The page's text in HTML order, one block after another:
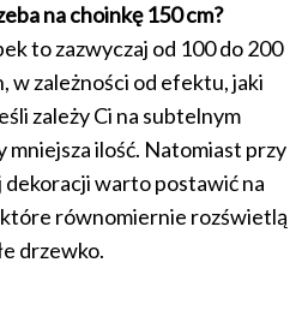
na choinkę 150 cm?
to zazwyczaj od 100 do 200
zależności od efektu, jaki
zależy Ci na subtelnym
ilość. Natomiast przy
warto postawić na
które równomiernie rozświetlą
drzewko.